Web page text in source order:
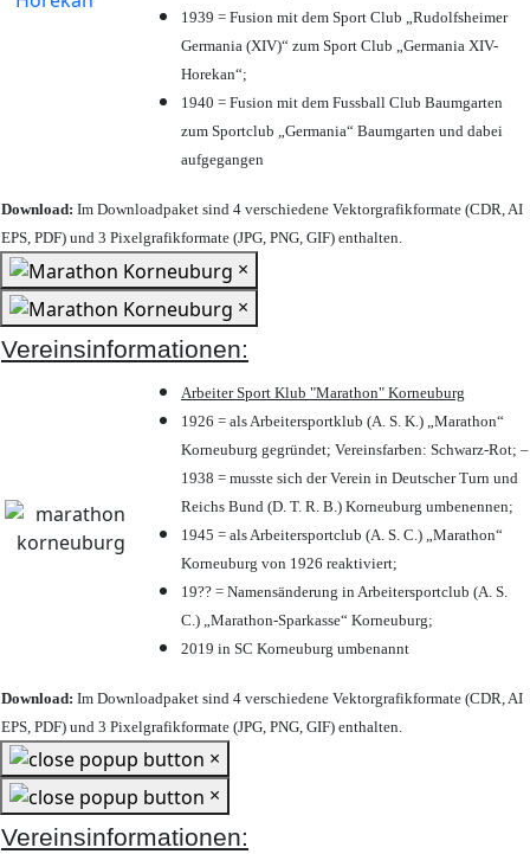
1939 = Fusion mit dem Sport Club „Rudolfsheimer
Germania (XIV)“ zum Sport Club „Germania XIV-
Horekan“;
1940 = Fusion mit dem Fussball Club Baumgarten
zum Sportclub „Germania“ Baumgarten und dabei
aufgegangen
Download: Im Downloadpaket sind 4 verschiedene Vektorgrafikformate (CDR, AI
EPS, PDF) und 3 Pixelgrafikformate (JPG, PNG, GIF) enthalten.
×
×
Vereinsinformationen:
Arbeiter Sport Klub "Marathon" Korneuburg
1926 = als Arbeitersportklub (A. S. K.) „Marathon“
Korneuburg gegründet; Vereinsfarben: Schwarz-Rot; –
1938 = musste sich der Verein in Deutscher Turn und
Reichs Bund (D. T. R. B.) Korneuburg umbenennen;
1945 = als Arbeitersportclub (A. S. C.) „Marathon“
Korneuburg von 1926 reaktiviert;
19?? = Namensänderung in Arbeitersportclub (A. S.
C.) „Marathon-Sparkasse“ Korneuburg;
2019 in SC Korneuburg umbenannt
Download: Im Downloadpaket sind 4 verschiedene Vektorgrafikformate (CDR, AI
EPS, PDF) und 3 Pixelgrafikformate (JPG, PNG, GIF) enthalten.
×
×
Vereinsinformationen: